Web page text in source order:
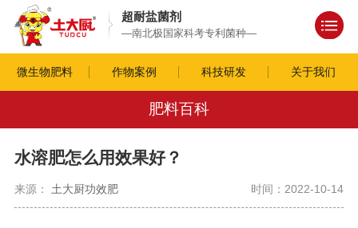
超耐盐菌剂
—南北极国家科考专利菌种—
微生物肥料 作物案例 科技研发 关于我们
肥料百科
水溶肥怎么用效果好？
来源： 土大厨功效肥 时间：2022-10-14